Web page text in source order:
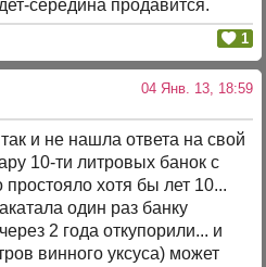
середина продавится.
1
04 Янв. 13, 18:59
и не нашла ответа на свой
10-ти литровых банок с
хотя бы лет 10...
один раз банку
2 года откупорили... и
винного уксуса) может